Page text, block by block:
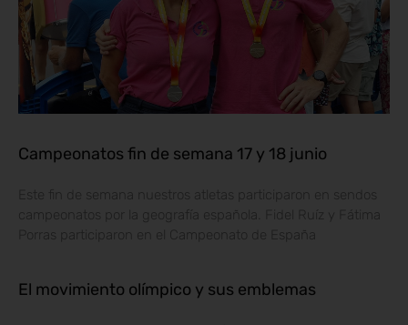
Campeonatos fin de semana 17 y 18 junio
Este fin de semana nuestros atletas participaron en sendos
campeonatos por la geografía española. Fidel Ruíz y Fátima
Porras participaron en el Campeonato de España
El movimiento olímpico y sus emblemas